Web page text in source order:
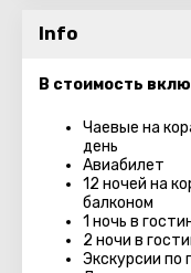
Info
В стоимость
Чаевые на
день
Авиабилет
12 ночей на
балконом
1 ночь в
2 ночи в
Экскурсии по